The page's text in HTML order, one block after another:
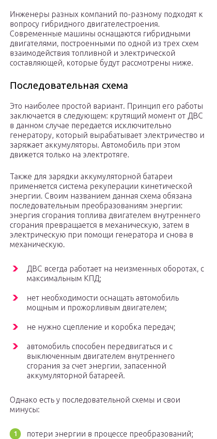
Инженеры разных компаний по-разному подходят к
вопросу гибридного двигателестроения.
Современные машины оснащаются гибридными
двигателями, построенными по одной из трех схем
взаимодействия топливной и электрической
составляющей, которые будут рассмотрены ниже.
Последовательная схема
Это наиболее простой вариант. Принцип его работы
заключается в следующем: крутящий момент от ДВС
в данном случае передается исключительно
генератору, который вырабатывает электричество и
заряжает аккумуляторы. Автомобиль при этом
движется только на электротяге.
Также для зарядки аккумуляторной батареи
применяется система рекуперации кинетической
энергии. Своим названием данная схема обязана
последовательным преобразованиям энергии:
энергия сгорания топлива двигателем внутреннего
сгорания превращается в механическую, затем в
электрическую при помощи генератора и снова в
механическую.
ДВС всегда работает на неизменных оборотах, с
максимальным КПД;
нет необходимости оснащать автомобиль
мощным и прожорливым двигателем;
не нужно сцепление и коробка передач;
автомобиль способен передвигаться и с
выключенным двигателем внутреннего
сгорания за счет энергии, запасенной
аккумуляторной батареей.
Однако есть у последовательной схемы и свои
минусы:
потери энергии в процессе преобразований;